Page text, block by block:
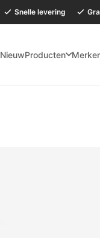
Snelle levering
NieuwProducten